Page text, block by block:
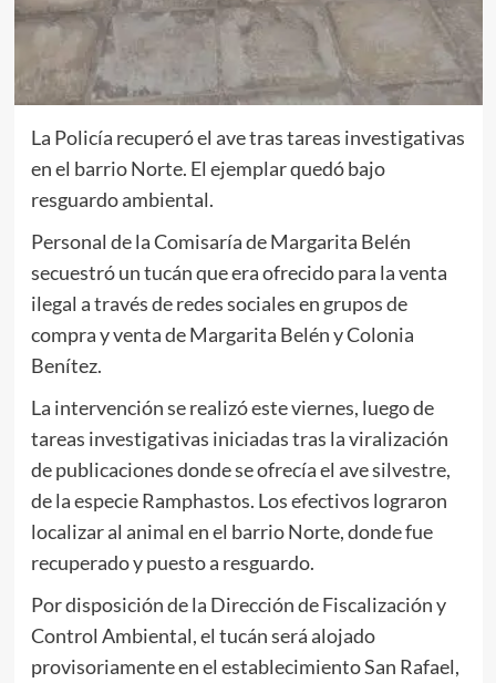
La Policía recuperó el ave tras tareas investigativas
en el barrio Norte. El ejemplar quedó bajo
resguardo ambiental.
Personal de la Comisaría de Margarita Belén
secuestró un tucán que era ofrecido para la venta
ilegal a través de redes sociales en grupos de
compra y venta de Margarita Belén y Colonia
Benítez.
La intervención se realizó este viernes, luego de
tareas investigativas iniciadas tras la viralización
de publicaciones donde se ofrecía el ave silvestre,
de la especie Ramphastos. Los efectivos lograron
localizar al animal en el barrio Norte, donde fue
recuperado y puesto a resguardo.
Por disposición de la Dirección de Fiscalización y
Control Ambiental, el tucán será alojado
provisoriamente en el establecimiento San Rafael,